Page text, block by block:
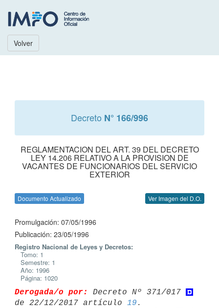
Volver
Decreto N° 166/996
REGLAMENTACION DEL ART. 39 DEL DECRETO
LEY 14.206 RELATIVO A LA PROVISION DE
VACANTES DE FUNCIONARIOS DEL SERVICIO
EXTERIOR
Documento Actualizado Ver Imagen del D.O.
Promulgación: 07/05/1996
Publicación: 23/05/1996
Registro Nacional de Leyes y Decretos:
Tomo: 1
Semestre: 1
Año: 1996
Página: 1020
Derogada/o por:
Decreto Nº 371/017
de 22/12/2017 artículo 19